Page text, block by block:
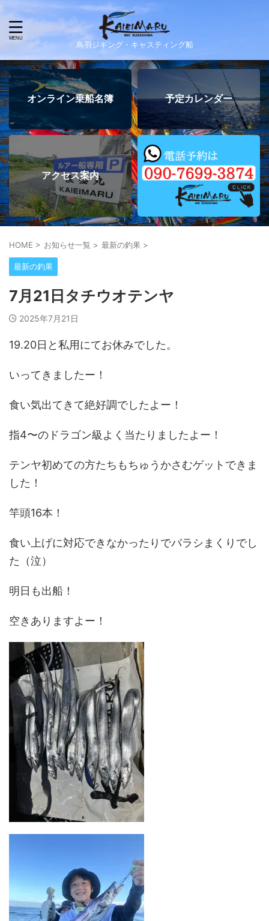
鳥羽ジギング・キャスティング船
オンライン乗船名簿 予定カレンダー
アクセス案内
HOME > お知らせ一覧 > 最新の釣果 >
最新の釣果
7月21日タチウオテンヤ
2025年7月21日
19.20日と私用にてお休みでした。
いってきましたー！
食い気出てきて絶好調でしたよー！
指4〜のドラゴン級よく当たりましたよー！
テンヤ初めての方たちもちゅうかさむゲットできま
した！
竿頭16本！
食い上げに対応できなかったりでバラシまくりでし
た（泣）
明日も出船！
空きありますよー！